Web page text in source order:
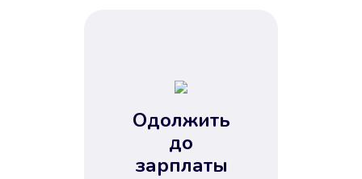
Одолжить
до
зарплаты